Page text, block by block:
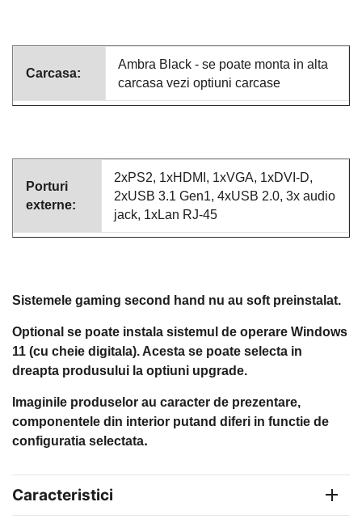
Carcasa:
Ambra Black - se poate monta in alta
carcasa vezi optiuni carcase
Porturi
externe:
2xPS2, 1xHDMI, 1xVGA, 1xDVI-D,
2xUSB 3.1 Gen1, 4xUSB 2.0, 3x audio
jack, 1xLan RJ-45
Sistemele gaming second hand nu au soft preinstalat.
Optional se poate instala sistemul de operare Windows
11 (cu cheie digitala). Acesta se poate selecta in
dreapta produsului la optiuni upgrade.
Imaginile produselor au caracter de prezentare,
componentele din interior putand diferi in functie de
configuratia selectata.
Caracteristici